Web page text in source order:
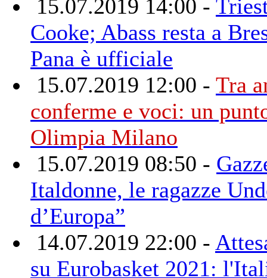
15.07.2019 14:00 -
Cooke; Abass resta a
Pana è ufficiale
15.07.2019 12:00 - Tra
conferme e voci: un
Olimpia Milano
15.07.2019 08:50 -
Italdonne, le ragazze
d’Europa”
14.07.2019 22:00 -
su Eurobasket 2021: